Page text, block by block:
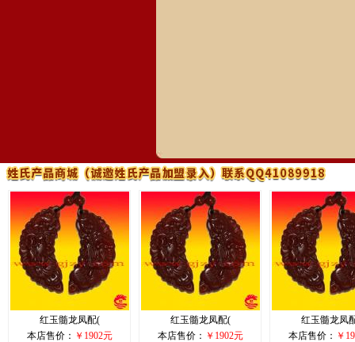
红玉髓龙凤配(
本店售价： ￥1902元
红玉髓龙凤配(
本店售价： ￥1902元
红玉髓龙凤
本店售价： ￥